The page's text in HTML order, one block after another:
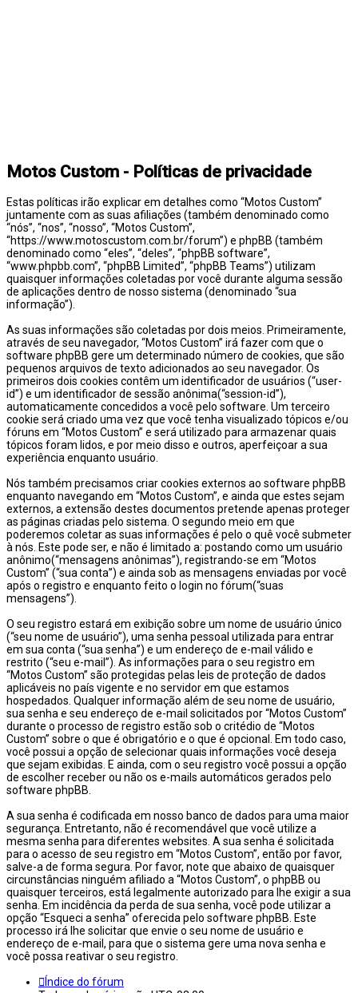
Motos Custom - Políticas de privacidade
Estas políticas irão explicar em detalhes como “Motos Custom”
juntamente com as suas afiliações (também denominado como
“nós”, “nos”, “nosso”, “Motos Custom”,
“https://www.motoscustom.com.br/forum”) e phpBB (também
denominado como “eles”, “deles”, “phpBB software”,
“www.phpbb.com”, “phpBB Limited”, “phpBB Teams”) utilizam
quaisquer informações coletadas por você durante alguma sessão
de aplicações dentro de nosso sistema (denominado “sua
informação”).
As suas informações são coletadas por dois meios. Primeiramente,
através de seu navegador, “Motos Custom” irá fazer com que o
software phpBB gere um determinado número de cookies, que são
pequenos arquivos de texto adicionados ao seu navegador. Os
primeiros dois cookies contêm um identificador de usuários (“user-
id”) e um identificador de sessão anônima(“session-id”),
automaticamente concedidos a você pelo software. Um terceiro
cookie será criado uma vez que você tenha visualizado tópicos e/ou
fóruns em “Motos Custom” e será utilizado para armazenar quais
tópicos foram lidos, e por meio disso e outros, aperfeiçoar a sua
experiência enquanto usuário.
Nós também precisamos criar cookies externos ao software phpBB
enquanto navegando em “Motos Custom”, e ainda que estes sejam
externos, a extensão destes documentos pretende apenas proteger
as páginas criadas pelo sistema. O segundo meio em que
poderemos coletar as suas informações é pelo o quê você submeter
à nós. Este pode ser, e não é limitado a: postando como um usuário
anônimo(“mensagens anônimas”), registrando-se em “Motos
Custom” (“sua conta”) e ainda sob as mensagens enviadas por você
após o registro e enquanto feito o login no fórum(“suas
mensagens”).
O seu registro estará em exibição sobre um nome de usuário único
(“seu nome de usuário”), uma senha pessoal utilizada para entrar
em sua conta (“sua senha”) e um endereço de e-mail válido e
restrito (“seu e-mail”). As informações para o seu registro em
“Motos Custom” são protegidas pelas leis de proteção de dados
aplicáveis no país vigente e no servidor em que estamos
hospedados. Qualquer informação além de seu nome de usuário,
sua senha e seu endereço de e-mail solicitados por “Motos Custom”
durante o processo de registro estão sob o critédio de “Motos
Custom” sobre o que é obrigatório e o que é opcional. Em todo caso,
você possui a opção de selecionar quais informações você deseja
que sejam exibidas. E ainda, com o seu registro você possui a opção
de escolher receber ou não os e-mails automáticos gerados pelo
software phpBB.
A sua senha é codificada em nosso banco de dados para uma maior
segurança. Entretanto, não é recomendável que você utilize a
mesma senha para diferentes websites. A sua senha é solicitada
para o acesso de seu registro em “Motos Custom”, então por favor,
salve-a de forma segura. Por favor, note que abaixo de quaisquer
circunstâncias ninguém afiliado a “Motos Custom”, o phpBB ou
quaisquer terceiros, está legalmente autorizado para lhe exigir a sua
senha. Em incidência da perda de sua senha, você pode utilizar a
opção “Esqueci a senha” oferecida pelo software phpBB. Este
processo irá lhe solicitar que envie o seu nome de usuário e
endereço de e-mail, para que o sistema gere uma nova senha e
você possa reativar o seu registro.
Índice do fórum